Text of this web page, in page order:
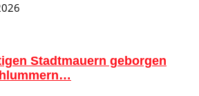
Stadtmauern geborgen